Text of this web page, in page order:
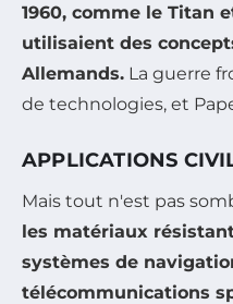
1960, comme le Titan
utilisaient des
Allemands. La guerre
de technologies, et
APPLICATIONS
Mais tout n'est pas
les matériaux
systèmes de
télécommunications